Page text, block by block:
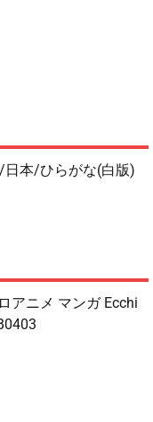
本/ひらがな(白版)
アニメ マンガ Ecchi